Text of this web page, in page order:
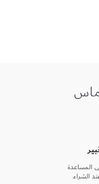
المساعدة
الشراء.